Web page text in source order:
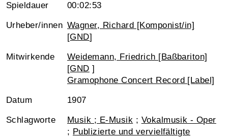
Spieldauer 00:02:53
Urheber/innen Wagner, Richard [Komponist/in]
[GND]
Mitwirkende
Weidemann, Friedrich [Baßbariton]
[GND ]
Gramophone Concert Record [Label]
Datum 1907
Schlagworte Musik ; E-Musik ; Vokalmusik - Oper
; Publizierte und vervielfältigte